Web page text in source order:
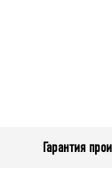
Гарантия